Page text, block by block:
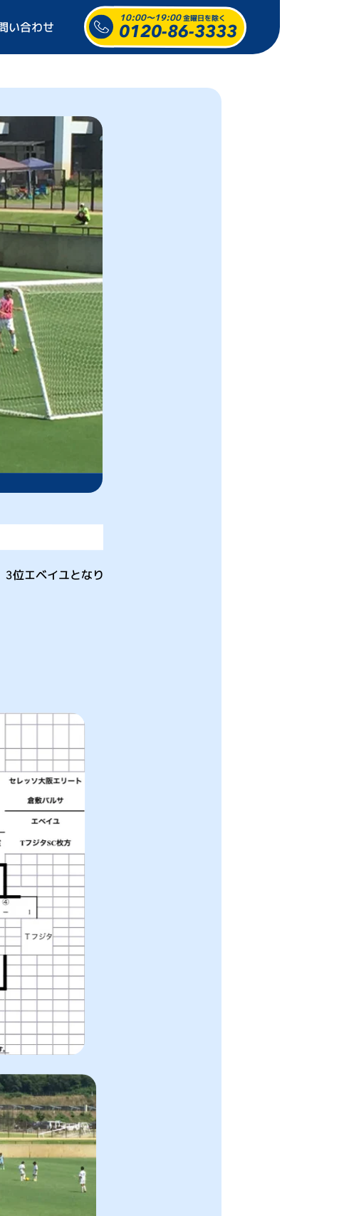
い合わせ
10:00～19:00 金曜日を除く
0120-86-3333
3位エベイユとなり